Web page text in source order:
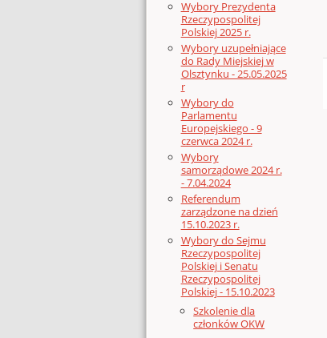
Wybory Prezydenta
Rzeczypospolitej
Polskiej 2025 r.
Wybory uzupełniające
do Rady Miejskiej w
Olsztynku - 25.05.2025
r
Wybory do
Parlamentu
Europejskiego - 9
czerwca 2024 r.
Wybory
samorządowe 2024 r.
- 7.04.2024
Referendum
zarządzone na dzień
15.10.2023 r.
Wybory do Sejmu
Rzeczypospolitej
Polskiej i Senatu
Rzeczypospolitej
Polskiej - 15.10.2023
Szkolenie dla
członków OKW